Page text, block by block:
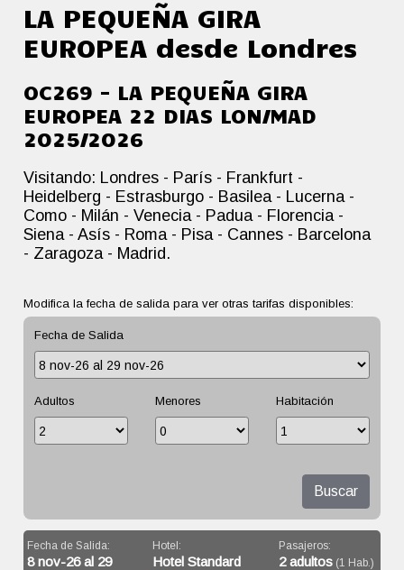
LA PEQUEÑA GIRA
EUROPEA desde Londres
OC269 - LA PEQUEÑA GIRA
EUROPEA 22 DIAS LON/MAD
2025/2026
Visitando: Londres - París - Frankfurt -
Heidelberg - Estrasburgo - Basilea - Lucerna -
Como - Milán - Venecia - Padua - Florencia -
Siena - Asís - Roma - Pisa - Cannes - Barcelona
- Zaragoza - Madrid.
Modifica la fecha de salida para ver otras tarifas disponibles:
Fecha de Salida
Adultos Menores Habitación
Buscar
Fecha de Salida:
8 nov-26 al 29
Hotel:
Hotel Standard
Pasajeros:
2 adultos(1 Hab.)